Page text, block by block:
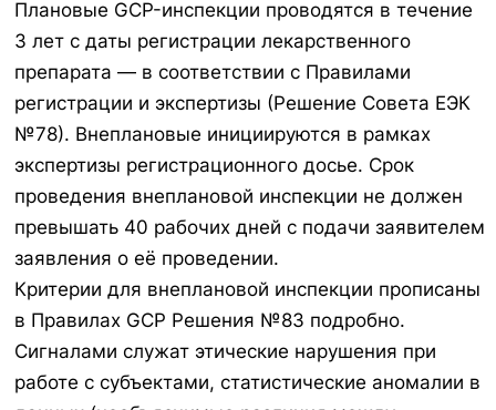
Плановые GCP-инспекции проводятся в течение
3 лет с даты регистрации лекарственного
препарата — в соответствии с Правилами
регистрации и экспертизы (Решение Совета ЕЭК
№78). Внеплановые инициируются в рамках
экспертизы регистрационного досье. Срок
проведения внеплановой инспекции не должен
превышать 40 рабочих дней с подачи заявителем
заявления о её проведении.
Критерии для внеплановой инспекции прописаны
в Правилах GCP Решения №83 подробно.
Сигналами служат этические нарушения при
работе с субъектами, статистические аномалии в